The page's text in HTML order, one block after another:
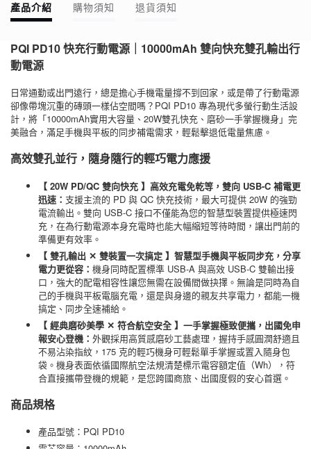
產品介紹 購物須知 退貨須知
PQI PD10 快充行動電源｜10000mAh 雙向快充雙孔輸出行
動電源
日常通勤或出門遠行，總是擔心手機電量撐不到回家，或是帶了行動電源
卻像帶塊沉重的磚頭一樣佔空間嗎？PQI PD10 專為現代多螢行動生活設
計，將「10000mAh實用大容量、20W雙孔快充、磨砂一手掌握機身」完
美融合，滿足手機與平板的同步補電需求，輕鬆擊退低電量焦慮。
高效雙孔並行，隨身隨行的輕巧電力應援
【 20W PD/QC 雙向快充 】高效充電免乾等，雙向 USB-C 補電更
迅速： 支援主流的 PD 與 QC 快充技術，最大可提供 20W 的強勁
電流輸出。雙向 USB-C 接口不僅能為您的智慧型裝置提供極速閃
充，在為行動電源本身充電時也能大幅縮短等待時間，讓出門前的
準備更有效率。
【 雙孔輸出 ✕ 雙裝置一次搞定 】智慧型手機與平板同步充，分享
電力更從容： 機身同時配置標準 USB-A 與高效 USB-C 雙輸出接
口，強大的配電相容性讓您無需在設備間做抉擇。無論是同時為自
己的手機與平板電腦充電，還是與身邊的親友共享電力，都能一機
搞定、同步全速補給。
【 經典磨砂美學 ✕ 符合航空安全 】一手掌握極致便攜，出國免申
報安心登機： 外觀採用高質感磨砂工藝處理，握持手感圓潤舒適且
不易沾染指紋，175 克的輕巧機身可輕鬆單手掌握或置入隨身包
袋。機身表面依循國際航空法規清楚標示電容額定值（Wh），符
合直接攜帶登機的規範，是您跨國商旅、出國度假的安心首選。
商品規格
產品型號：PQI PD10